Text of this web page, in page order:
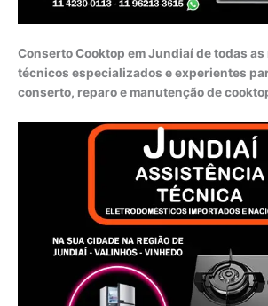
Conserto Cooktop em Jundiaí de todas as
técnicos especializados e experientes
conserto, reparo e manutenção de